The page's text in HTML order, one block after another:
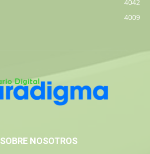
4042
4009
SOBRE NOSOTROS